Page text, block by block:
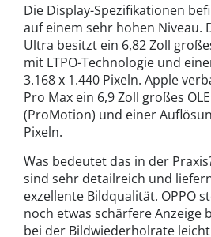
Die Display-Spezifikationen
auf einem sehr hohen Niveau.
Ultra besitzt ein 6,82 Zoll
mit LTPO-Technologie und
3.168 x 1.440 Pixeln. Apple
Pro Max ein 6,9 Zoll großes
(ProMotion) und einer
Pixeln.
Was bedeutet das in der
sind sehr detailreich und
exzellente Bildqualität. OPPO
noch etwas schärfere Anzeige
bei der Bildwiederholrate